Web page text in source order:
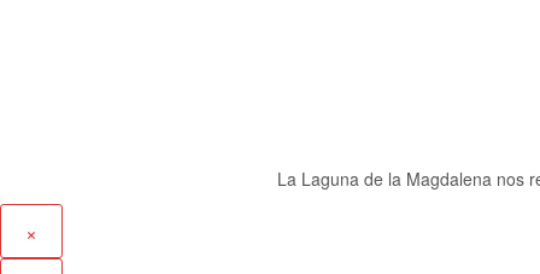
La Laguna de la Magdalena nos
×